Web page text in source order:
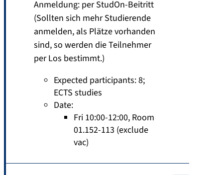
Anmeldung: per StudOn-Beitritt
(Sollten sich mehr Studierende
anmelden, als Plätze vorhanden
sind, so werden die Teilnehmer
per Los bestimmt.)
Expected participants: 8;
ECTS studies
Date:
Fri 10:00-12:00, Room
01.152-113 (exclude
vac)